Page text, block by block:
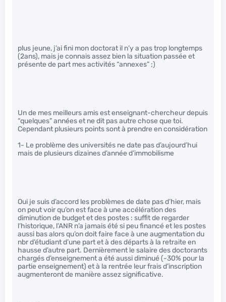
plus jeune, j’ai fini mon doctorat il n’y a pas trop longtemps
(2ans), mais je connais assez bien la situation passée et
présente de part mes activités “annexes” ;)
Un de mes meilleurs amis est enseignant-chercheur depuis
“quelques” années et ne dit pas autre chose que toi.
Cependant plusieurs points sont à prendre en considération
1- Le problème des universités ne date pas d’aujourd’hui
mais de plusieurs dizaines d’année d’immobilisme
Oui je suis d’accord les problèmes de date pas d’hier, mais
on peut voir qu’on est face à une accélération des
diminution de budget et des postes : suffit de regarder
l’historique, l’ANR n’a jamais été si peu financé et les postes
aussi bas alors qu’on doit faire face à une augmentation du
nbr d’étudiant d’une part et à des départs à la retraite en
hausse d’autre part. Dernièrement le salaire des doctorants
chargés d’enseignement a été aussi diminué (-30% pour la
partie enseignement) et à la rentrée leur frais d’inscription
augmenteront de manière assez significative.